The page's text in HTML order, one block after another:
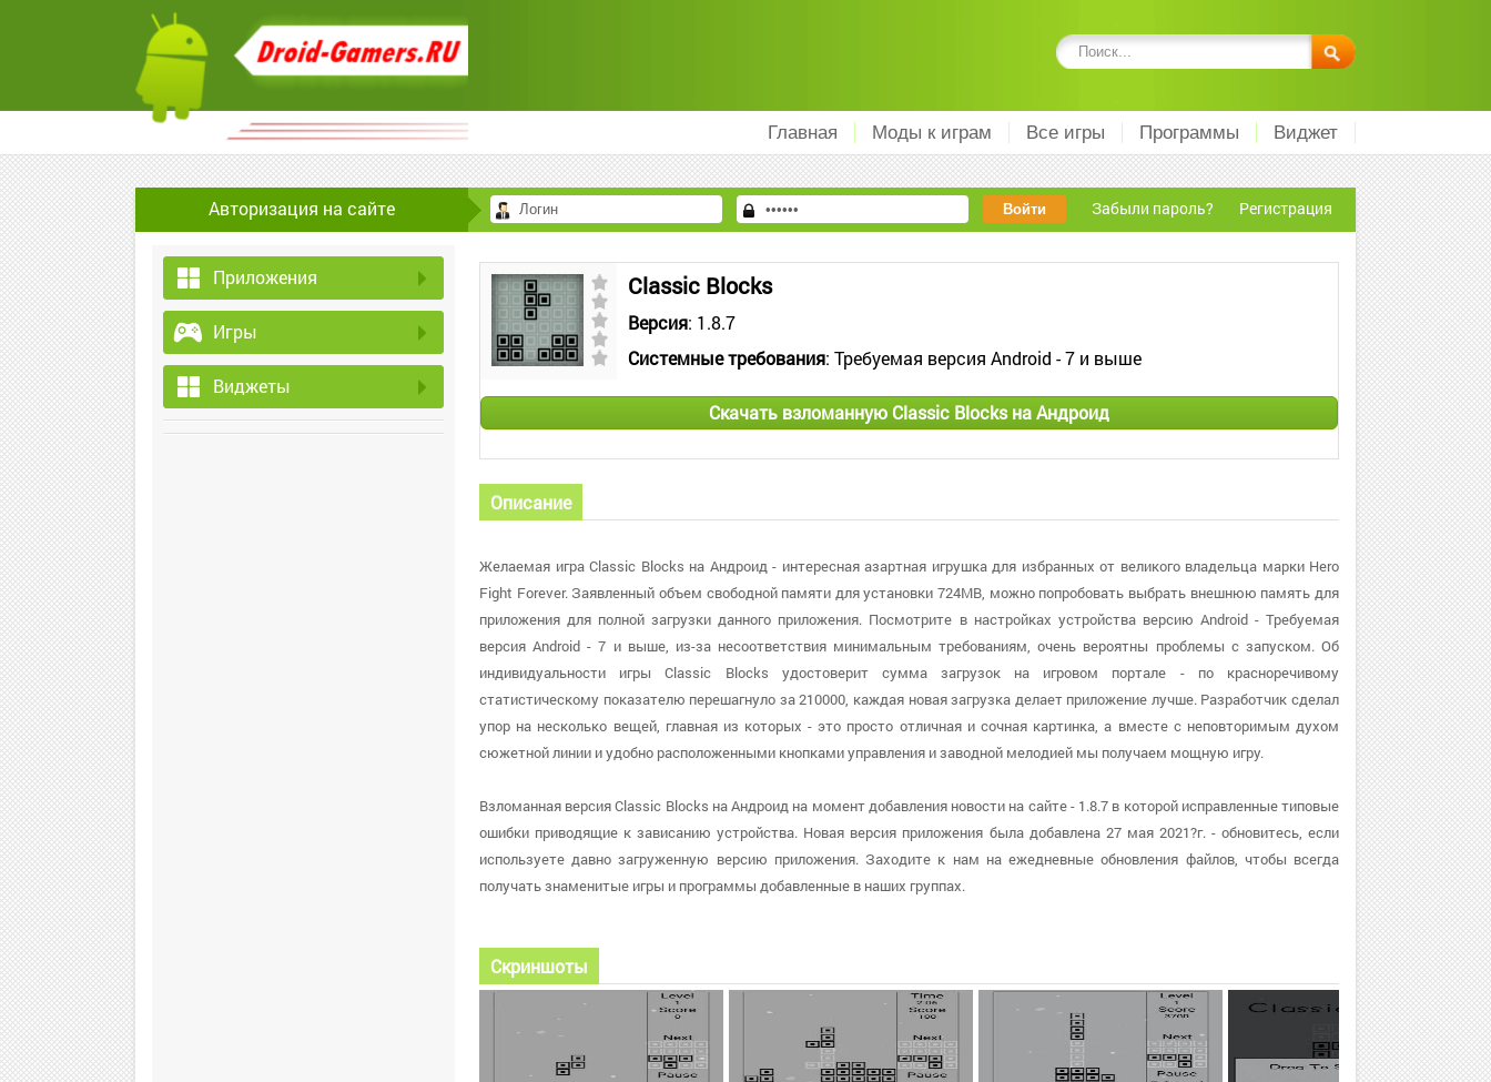
Главная Моды к играм Все игры Программы Виджет
Авторизация на сайте Забыли пароль? Регистрация
Приложения
Игры
Виджеты
Classic Blocks
Версия: 1.8.7
Системные требования: Требуемая версия Android - 7 и выше
Скачать взломанную Classic Blocks на Андроид
Описание
Желаемая игра Classic Blocks на Андроид - интересная азартная игрушка для избранных от великого владельца марки Hero
Fight Forever. Заявленный объем свободной памяти для установки 724MB, можно попробовать выбрать внешнюю память для
приложения для полной загрузки данного приложения. Посмотрите в настройках устройства версию Android - Требуемая
версия Android - 7 и выше, из-за несоответствия минимальным требованиям, очень вероятны проблемы с запуском. Об
индивидуальности игры Classic Blocks удостоверит сумма загрузок на игровом портале - по красноречивому
статистическому показателю перешагнуло за 210000, каждая новая загрузка делает приложение лучше. Разработчик сделал
упор на несколько вещей, главная из которых - это просто отличная и сочная картинка, а вместе с неповторимым духом
сюжетной линии и удобно расположенными кнопками управления и заводной мелодией мы получаем мощную игру.
Взломанная версия Classic Blocks на Андроид на момент добавления новости на сайте - 1.8.7 в которой исправленные типовые
ошибки приводящие к зависанию устройства. Новая версия приложения была добавлена 27 мая 2021?г. - обновитесь, если
используете давно загруженную версию приложения. Заходите к нам на ежедневные обновления файлов, чтобы всегда
получать знаменитые игры и программы добавленные в наших группах.
Скриншоты